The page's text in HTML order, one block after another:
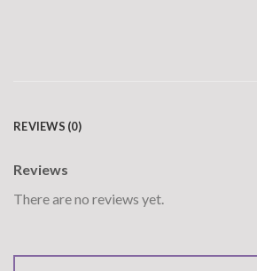
REVIEWS (0)
Reviews
There are no reviews yet.